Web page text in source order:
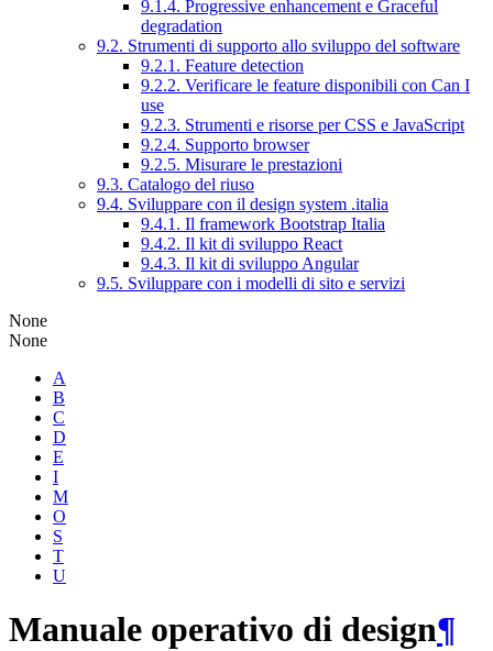
9.1.4. Progressive enhancement e Graceful
degradation
9.2. Strumenti di supporto allo sviluppo del software
9.2.1. Feature detection
9.2.2. Verificare le feature disponibili con Can I
use
9.2.3. Strumenti e risorse per CSS e JavaScript
9.2.4. Supporto browser
9.2.5. Misurare le prestazioni
9.3. Catalogo del riuso
9.4. Sviluppare con il design system .italia
9.4.1. Il framework Bootstrap Italia
9.4.2. Il kit di sviluppo React
9.4.3. Il kit di sviluppo Angular
9.5. Sviluppare con i modelli di sito e servizi
None
None
A
B
C
D
E
I
M
O
S
T
U
Manuale operativo di design¶